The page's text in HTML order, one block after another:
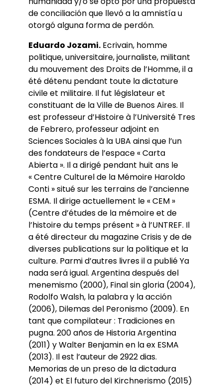
de conciliación que llevó a la amnistía u
otorgó alguna forma de perdón.
Eduardo Jozami.Ecrivain, homme
politique, universitaire, journaliste, militant
du mouvement des Droits de l’Homme, il a
été détenu pendant toute la dictature
civile et militaire. Il fut législateur et
constituant de la Ville de Buenos Aires. Il
est professeur d’Histoire à l’Université Tres
de Febrero, professeur adjoint en
Sciences Sociales à la UBA ainsi que l’un
des fondateurs de l’espace « Carta
Abierta ». Il a dirigé pendant huit ans le
« Centre Culturel de la Mémoire Haroldo
Conti » situé sur les terrains de l’ancienne
ESMA. Il dirige actuellement le « CEM »
(Centre d’études de la mémoire et de
l’histoire du temps présent » à l’UNTREF. Il
a été directeur du magazine Crisis y de de
diverses publications sur la politique et la
culture. Parmi d’autres livres il a publié Ya
nada será igual. Argentina después del
menemismo (2000), Final sin gloria (2004),
Rodolfo Walsh, la palabra y la acción
(2006), Dilemas del Peronismo (2009). En
tant que compilateur : Tradiciones en
pugna. 200 años de Historia Argentina
(2011) y Walter Benjamin en la ex ESMA
(2013). Il est l’auteur de 2922 dias.
Memorias de un preso de la dictadura
(2014) et El futuro del Kirchnerismo (2015)